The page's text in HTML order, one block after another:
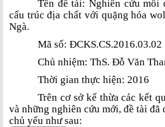
Tên đề tài: Nghiên cứu mối
cấu trúc địa chất với quặng hóa
Ngà.
Mã số: ĐCKS.CS.2016.03.02
Chủ nhiệm: ThS. Đỗ Văn
Thời gian thực hiện: 2016
Trên cơ sở kế thừa các kết
và những nghiên cứu mới, đề tài đã
chủ yếu như sau: